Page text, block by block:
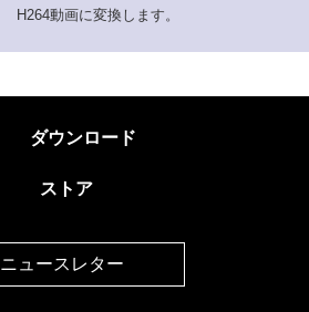
H264動画に変換します。
ダウンロード
ストア
ニュースレター